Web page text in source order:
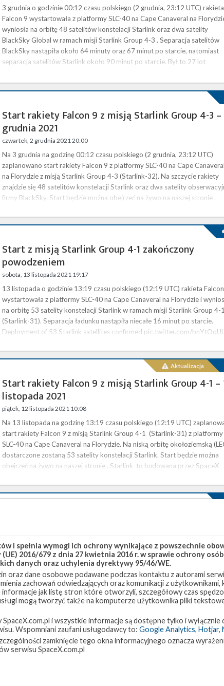
3 grudnia o godzinie 00:12 czasu polskiego (2 grudnia, 23:12 UTC) rakieta
Falcon 9 wystartowała z platformy SLC-40 na Cape Canaveral na
wyniosła na orbitę 48 satelitów konstelacji Starlink oraz dwa satelity
BlackSky Global w ramach misji Starlink Group 4-3 . Separacja satelitów
BlackSky nastąpiła około 64 minuty oraz 67 minut po starcie, natomiast
separacja satelitów Starlink około 90 minut po starcie. Był to 27 lot
Start rakiety Falcon 9 z misją Starlink Group 4-3 –
grudnia 2021
czwartek, 2 grudnia 2021 20:00
Na 3 grudnia na godzinę 00:12 czasu polskiego (2 grudnia, 23:12 UTC)
zaplanowano start rakiety Falcon 9 z platformy SLC-40 na Cape Canaveral
na Florydzie z misją Starlink Group 4-3 (Starlink-32). Na szczycie rakiety
znajdzie się 48 satelitów konstelacji Starlink oraz dwa satelity
firmy BlackSky. Start będzie można obejrzeć na żywo na naszej stronie .
okołoziemskiej (LEO), która docelowo ma …
Start z misją Starlink Group 4-1 zakończony
powodzeniem
sobota, 13 listopada 2021 19:17
13 listopada o godzinie 13:19 czasu polskiego (12:19 UTC) rakieta
wystartowała z platformy SLC-40 na Cape Canaveral na Florydzie i
na orbitę 53 satelity konstelacji Starlink w ramach misji Starlink Group 4-1
(Starlink-31). Separacja ładunku nastąpiła niecałe 16 minut po starcie.
Deployment of 53 Starlink satellites confirmed pic.twitter.com/
SpaceX konstelacja satelitów …
Aktualizacja
Start rakiety Falcon 9 z misją Starlink Group 4-1 –
listopada 2021
piątek, 12 listopada 2021 10:08
Na 13 listopada na godzinę 13:19 czasu polskiego (12:19 UTC)
start rakiety Falcon 9 z misją Starlink Group 4-1 (Starlink-31) z platformy
SLC-40 na Cape Canaveral na Florydzie. Na niską orbitę okołoziemską
dostarczone zostaną 53 satelity konstelacji Starlink. Start będzie można
obejrzeć na żywo na naszej stronie . Starlink to budowana przez SpaceX
dostarczanie usługi dostępu do Internetu …
Po tym, jak w październiku SpaceX nie przeprowadziło żadnego startu
orbitalnego, koniec roku zapowiada się intensywnie. Na listopad
są trzy loty, w tym jeden załogowy, cały czas trwają również przygotowania
do pierwszego startu orbitalnego rakiety Starship. Najbliższe starty
lot orbitalny zaplanowany na listopad to start rakiety Falcon 9 z
LC-39A z załogową misją Crew-3 do Międzynarodowej Stacji Kosmicznej
Udany start z misją Transporter-2
i spełnia wymogi ich ochrony wynikające z powszechnie
2016/679 z dnia 27 kwietnia 2016 r. w sprawie ochrony
danych oraz uchylenia dyrektywy 95/46/WE.
oraz dane osobowe podawane podczas kontaktu z autorami
zachowań odwiedzających oraz komunikacji z
jak listę stron które otworzyli, szczegółowy czas
mogą tworzyć także na komputerze użytkownika pliki
i wszystkie informacje są dostępne tylko i wyłącznie
Wspomniani zaufani usługodawcy to: Google Analytics, Hotjar,
zamknięcie tego okna informacyjnego oznacza
serwisu SpaceX.com.pl